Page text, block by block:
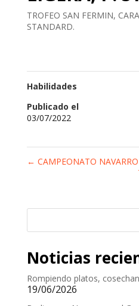
TROFEO SAN FERMIN,
STANDARD.
Habilidades
Publicado el
03/07/2022
← CAMPEONATO
Noticias
Rompiendo platos,
19/06/2026